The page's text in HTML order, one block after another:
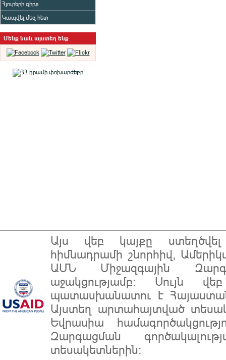
Հյուրերի գիրք
Կապվել մեզ հետ
Մենք նաև այստեղ ենք
Այս վեբ կայքը
հիմնադրամի շնորհիվ,
ԱՄՆ Միջազգային
աջակցությամբ: Սույն
պատասխանատու է
Այստեղ արտահայտված
Եվրասիա
Զարգացման
տեսակետներին: